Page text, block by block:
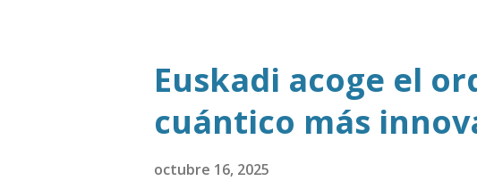
Euskadi acoge el
cuántico más
octubre 16, 2025